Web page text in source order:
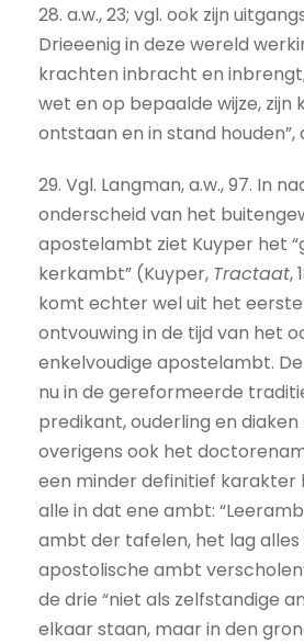
28. a.w., 23; vgl. ook zijn
Drieeenig in deze wereld
krachten inbracht en
wet en op bepaalde wijze, zijn
ontstaan en in stand houden”,
29. Vgl. Langman, a.w., 97. In
onderscheid van het
apostelambt ziet Kuyper het
kerkambt” (Kuyper, Tractaat,
komt echter wel uit het
ontvouwing in de tijd van het
enkelvoudige apostelambt.
nu in de gereformeerde
predikant, ouderling en
overigens ook het
een minder definitief karakter
alle in dat ene ambt:
ambt der tafelen, het lag alles
apostolische ambt
de drie “niet als zelfstandige
elkaar staan, maar in den